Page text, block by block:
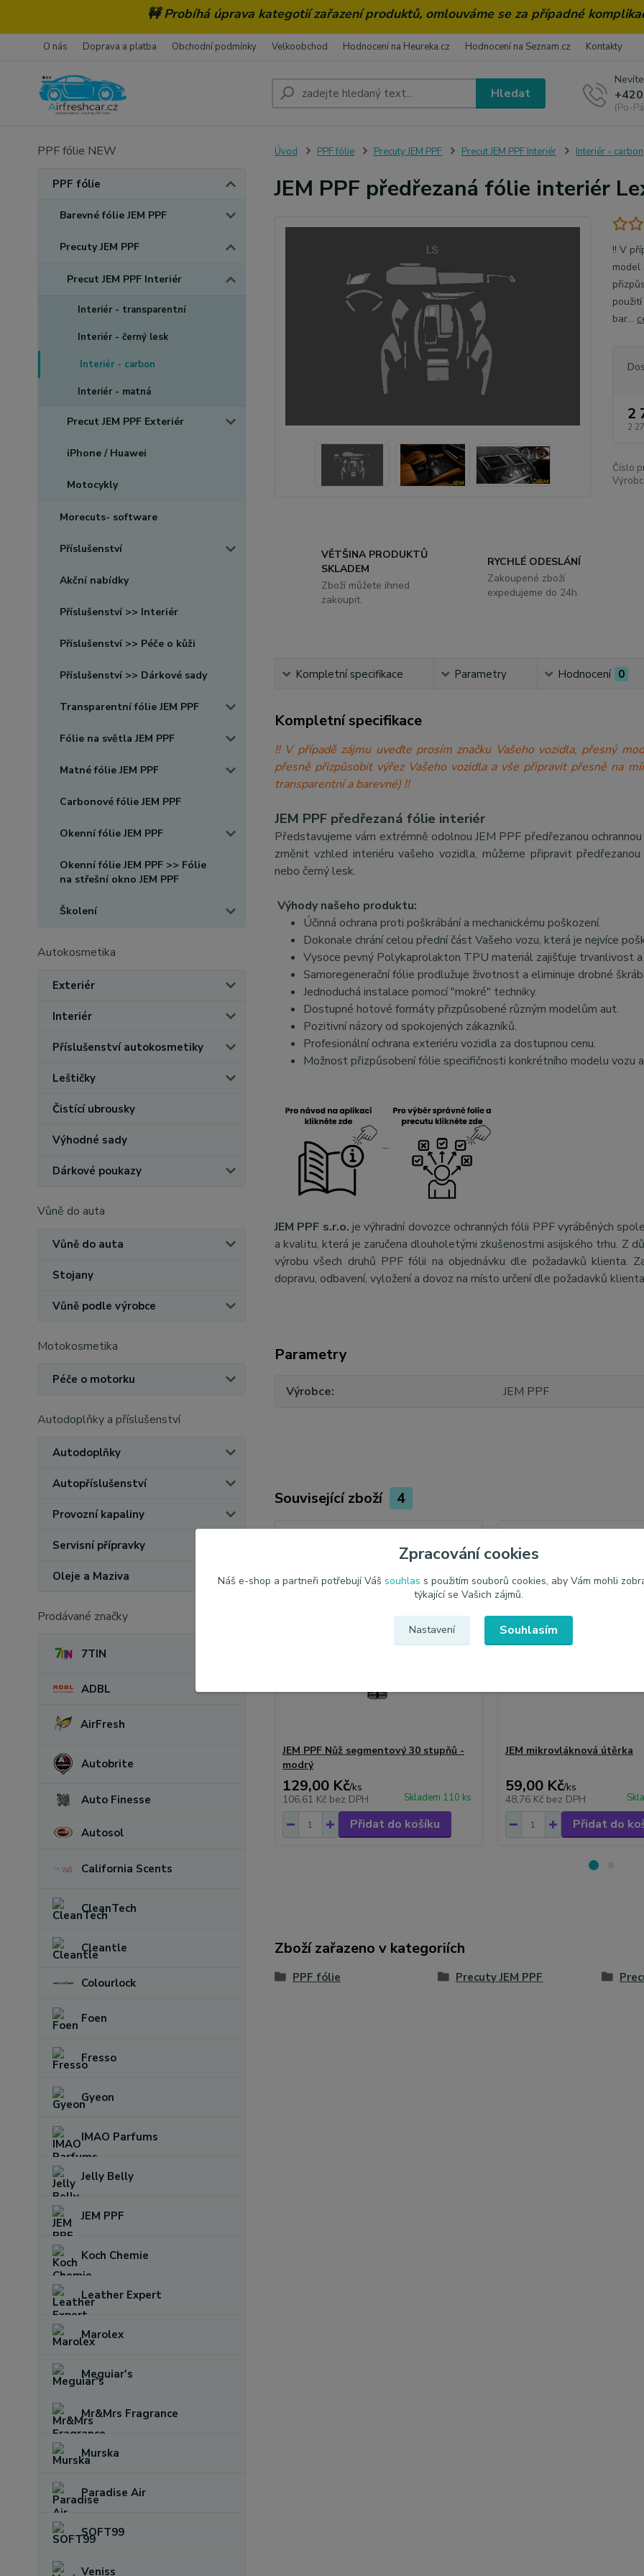
🚧 Probíhá úprava kategotií zařazení produktů, omlouváme se za případné
O nás Doprava a platba Obchodní podmínky Velkoobchod Hodnocení na Heureka.cz Hodnocení na Seznam.cz Kontakty
Hledat
(Po-
PPF fólie NEW
PPF fólie
Barevné fólie JEM PPF
Precuty JEM PPF
Precut JEM PPF Interiér
Interiér - transparentní
Interiér - černý lesk
Interiér - carbon
Interiér - matná
Precut JEM PPF Exteriér
iPhone / Huawei
Motocykly
Morecuts- software
Příslušenství
Akční nabídky
Příslušenství >> Interiér
Příslušenství >> Péče o kůži
Příslušenství >> Dárkové sady
Transparentní fólie JEM PPF
Fólie na světla JEM PPF
Matné fólie JEM PPF
Carbonové fólie JEM PPF
Okenní fólie JEM PPF
Okenní fólie JEM PPF >> Fólie
na střešní okno JEM PPF
Školení
Autokosmetika
Exteriér
Interiér
Příslušenství autokosmetiky
Leštičky
Čistící ubrousky
Výhodné sady
Dárkové poukazy
Vůně do auta
Vůně do auta
Stojany
Vůně podle výrobce
Motokosmetika
Péče o motorku
Autodoplňky a příslušenství
Autodoplňky
Autopříslušenství
Provozní kapaliny
Servisní přípravky
Oleje a Maziva
Prodávané značky
7TIN
ADBL
AirFresh
Autobrite
Auto Finesse
Autosol
California Scents
CleanTech
Cleantle
Colourlock
Foen
Fresso
Gyeon
IMAO Parfums
Jelly Belly
JEM PPF
Koch Chemie
Leather Expert
Marolex
Meguiar's
Mr&Mrs Fragrance
Murska
Paradise Air
SOFT99
Veniss
Úvod PPF fólie Precuty JEM PPF Precut JEM PPF Interiér Interiér - carbon
JEM PPF předřezaná fólie interiér
!! V
model
bar...
2
2
Číslo
VĚTŠINA PRODUKTŮ
SKLADEM
Zboží můžete ihned
zakoupit.
RYCHLÉ ODESLÁNÍ
Zakoupené zboží
expedujeme do 24h.
Kompletní specifikace Parametry Hodnocení 0
Kompletní specifikace
!! V případě zájmu uveďte prosím značku Vašeho vozidla, přesný
přesně přizpůsobit výřez Vašeho vozidla a vše připravit přesně na
transparentní a barevné) !!
JEM PPF předřezaná fólie interiér
Představujeme vám extrémně odolnou JEM PPF předřezanou
změnit vzhled interiéru vašeho vozidla, můžeme připravit
nebo černý lesk.
Výhody našeho produktu:
Účinná ochrana proti poškrábání a mechanickému poškození.
Dokonale chrání celou přední část Vašeho vozu, která je nejvíce
Vysoce pevný Polykaprolakton TPU materiál zajišťuje trvanlivost
Samoregenerační fólie prodlužuje životnost a eliminuje drobné
Jednoduchá instalace pomocí "mokré" techniky.
Dostupné hotové formáty přizpůsobené různým modelům aut.
Pozitivní názory od spokojených zákazníků.
Profesionální ochrana exteriéru vozidla za dostupnou cenu.
Možnost přizpůsobení fólie specifičnosti konkrétního modelu vozu
JEM PPF s.r.o. je výhradní dovozce ochranných fólii PPF vyráběných
a kvalitu, která je zaručena dlouholetými zkušenostmi asijského trhu. Z
výrobu všech druhů PPF fólii na objednávku dle požadavků klienta.
dopravu, odbavení, vyložení a dovoz na místo určení dle požadavků
Parametry
Výrobce JEM PPF
Související zboží 4
JEM PPF Nůž segmentový 30 stupňů -
modrý
129,00 Kč/ks
106,61 Kč bez DPH Skladem 110 ks
Přidat do košíku
JEM mikrovláknová útěrka
59,00 Kč/ks
48,76 Kč bez DPH
Přidat do
Zboží zařazeno v kategoriích
PPF fólie Precuty JEM PPF
Zpracování cookies
Náš e-shop a partneři potřebují Váš souhlas s použitím souborů cookies, aby Vám mohli
týkající se Vašich zájmů.
Nastavení Souhlasím